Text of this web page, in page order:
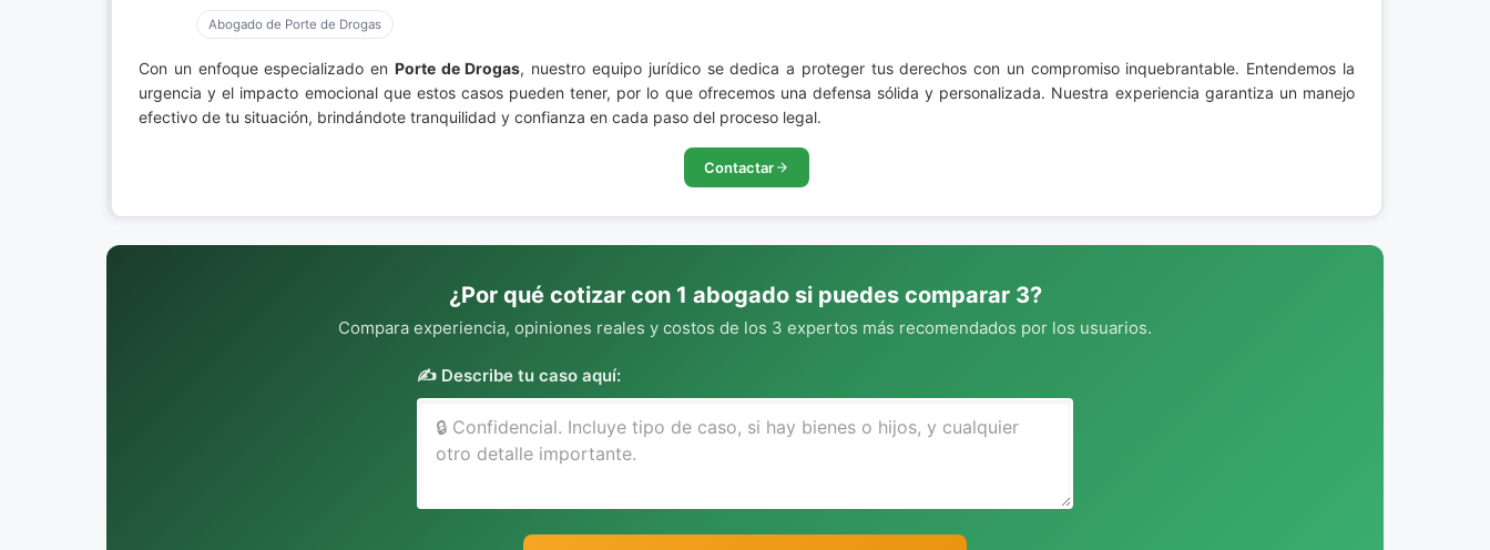
Abogado de Porte de Drogas
Con un enfoque especializado en Porte de Drogas, nuestro equipo jurídico se dedica a proteger tus derechos con un compromiso inquebrantable. Entendemos la
urgencia y el impacto emocional que estos casos pueden tener, por lo que ofrecemos una defensa sólida y personalizada. Nuestra experiencia garantiza un manejo
efectivo de tu situación, brindándote tranquilidad y confianza en cada paso del proceso legal.
Contactar
¿Por qué cotizar con 1 abogado si puedes comparar 3?
Compara experiencia, opiniones reales y costos de los 3 expertos más recomendados por los usuarios.
✍️ Describe tu caso aquí: